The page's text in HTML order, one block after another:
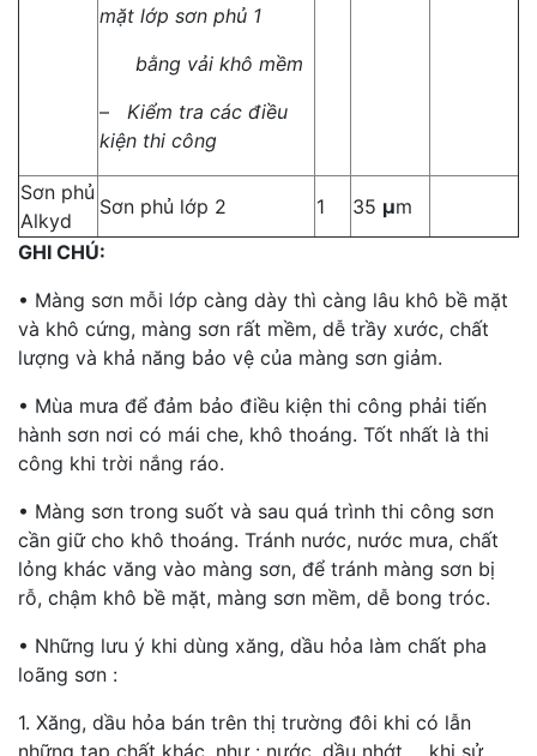
mặt lớp sơn phủ 1
bằng vải khô mềm
– Kiểm tra các điều
kiện thi công
Sơn phủ
Alkyd
Sơn phủ lớp 2 1 35 µm
GHI CHÚ:
• Màng sơn mỗi lớp càng dày thì càng lâu khô bề mặt
và khô cứng, màng sơn rất mềm, dễ trầy xước, chất
lượng và khả năng bảo vệ của màng sơn giảm.
• Mùa mưa để đảm bảo điều kiện thi công phải tiến
hành sơn nơi có mái che, khô thoáng. Tốt nhất là thi
công khi trời nắng ráo.
• Màng sơn trong suốt và sau quá trình thi công sơn
cần giữ cho khô thoáng. Tránh nước, nước mưa, chất
lỏng khác văng vào màng sơn, để tránh màng sơn bị
rỗ, chậm khô bề mặt, màng sơn mềm, dễ bong tróc.
• Những lưu ý khi dùng xăng, dầu hỏa làm chất pha
loãng sơn :
1. Xăng, dầu hỏa bán trên thị trường đôi khi có lẫn
những tạp chất khác, như : nước, dầu nhớt,… khi sử